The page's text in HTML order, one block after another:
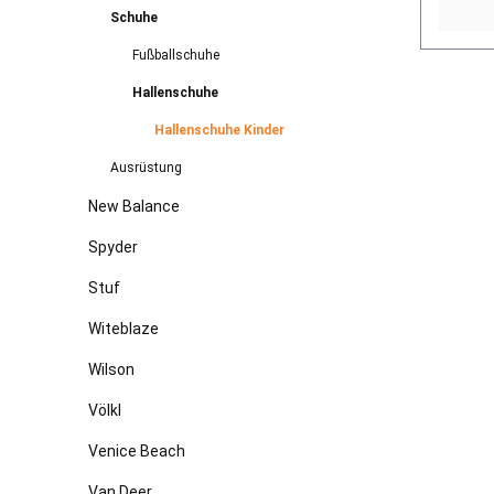
Schuhe
Fußballschuhe
Hallenschuhe
Hallenschuhe Kinder
Ausrüstung
New Balance
Spyder
Stuf
Witeblaze
Wilson
Völkl
Venice Beach